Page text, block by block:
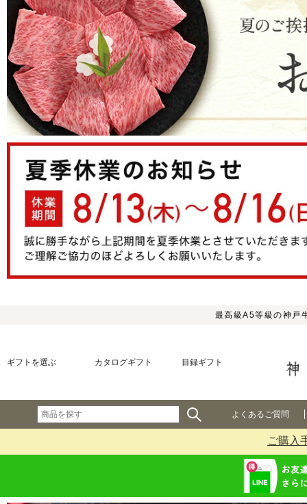
最高級A5等級の神戸
ギフトを選ぶ カタログギフト 目録ギフト
よくあるご質問
ご購入